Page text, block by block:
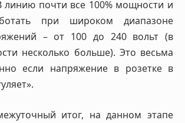
линию почти все 100% мощности и
при широком диапазоне
– от 100 до 240 вольт (в
несколько больше). Это весьма
если напряжение в розетке в
итог, на данном этапе